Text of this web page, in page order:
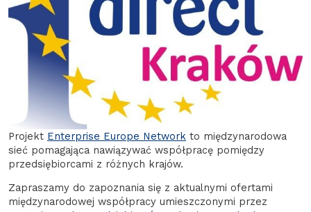
Projekt Enterprise Europe Network to międzynarodowa
sieć pomagająca nawiązywać współpracę pomiędzy
przedsiębiorcami z różnych krajów.
Zapraszamy do zapoznania się z aktualnymi ofertami
międzynarodowej współpracy umieszczonymi przez